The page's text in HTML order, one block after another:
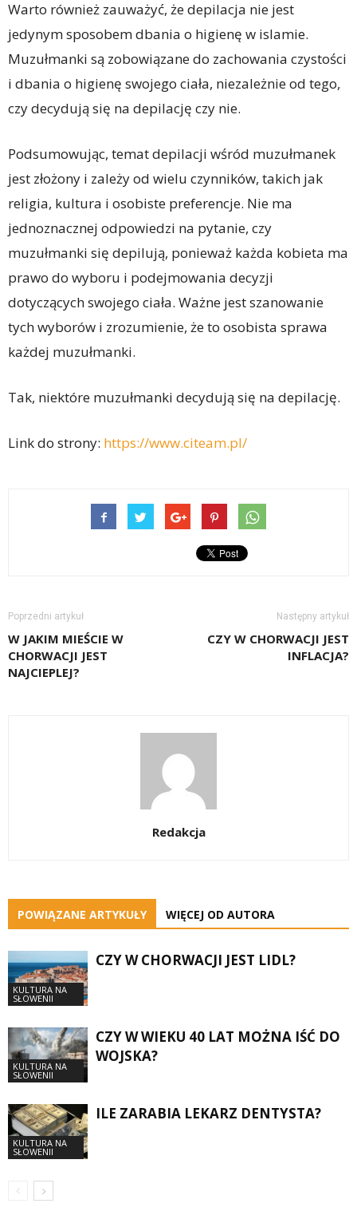
Warto również zauważyć, że depilacja nie jest
jedynym sposobem dbania o higienę w islamie.
Muzułmanki są zobowiązane do zachowania czystości
i dbania o higienę swojego ciała, niezależnie od tego,
czy decydują się na depilację czy nie.
Podsumowując, temat depilacji wśród muzułmanek
jest złożony i zależy od wielu czynników, takich jak
religia, kultura i osobiste preferencje. Nie ma
jednoznacznej odpowiedzi na pytanie, czy
muzułmanki się depilują, ponieważ każda kobieta ma
prawo do wyboru i podejmowania decyzji
dotyczących swojego ciała. Ważne jest szanowanie
tych wyborów i zrozumienie, że to osobista sprawa
każdej muzułmanki.
Tak, niektóre muzułmanki decydują się na depilację.
Link do strony: https://www.citeam.pl/
Poprzedni artykuł
W JAKIM MIEŚCIE W
CHORWACJI JEST
NAJCIEPLEJ?
Następny artykuł
CZY W CHORWACJI JEST
INFLACJA?
Redakcja
POWIĄZANE ARTYKUŁY WIĘCEJ OD AUTORA
KULTURA NA
SŁOWENII
CZY W CHORWACJI JEST LIDL?
KULTURA NA
SŁOWENII
CZY W WIEKU 40 LAT MOŻNA IŚĆ DO
WOJSKA?
KULTURA NA
SŁOWENII
ILE ZARABIA LEKARZ DENTYSTA?